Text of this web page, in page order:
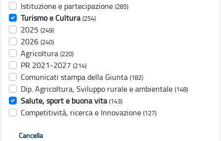
Istituzione e partecipazione (285)
Turismo e Cultura (254)
2025 (249)
2026 (240)
Agricoltura (220)
PR 2021-2027 (214)
Comunicati stampa della Giunta (182)
Dip. Agricoltura, Sviluppo rurale e ambientale (148)
Salute, sport e buona vita (143)
Competitività, ricerca e Innovazione (127)
Cancella